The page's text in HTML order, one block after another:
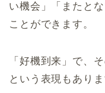
い機会」「またと
ことができます。
「好機到来」で、
という表現もありま